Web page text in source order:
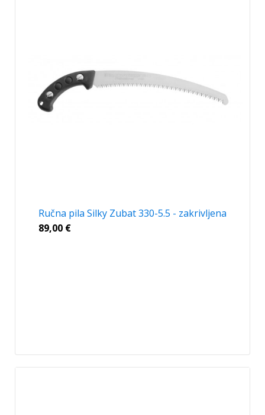
Ručna pila Silky Zubat 330-5.5 - zakrivljena
89,00 €